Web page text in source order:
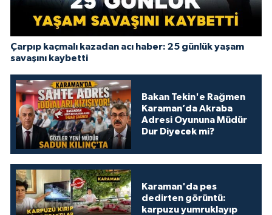
Çarpıp kaçmalı kazadan acı haber: 25 günlük yaşam
savaşını kaybetti
Bakan Tekin'e Rağmen
Karaman’da Akraba
Adresi Oyununa Müdür
Dur Diyecek mi?
Karaman'da pes
dedirten görüntü:
karpuzu yumruklayıp